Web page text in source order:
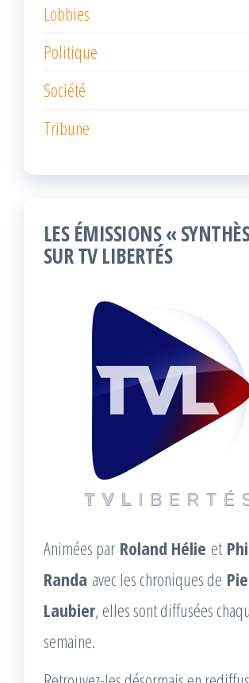
Lobbies
Politique
Société
Tribune
LES ÉMISSIONS «
SUR TV LIBERTÉS
Animées par Roland Hélie et
Randa avec les chroniques de
Laubier, elles sont diffusées
semaine.